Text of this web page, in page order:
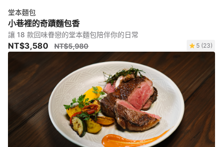
堂本麵包
小巷裡的奇蹟麵包香
讓 18 款回味眷戀的堂本麵包陪伴你的日常
NT$3,580 NT$5,980 5 (23)